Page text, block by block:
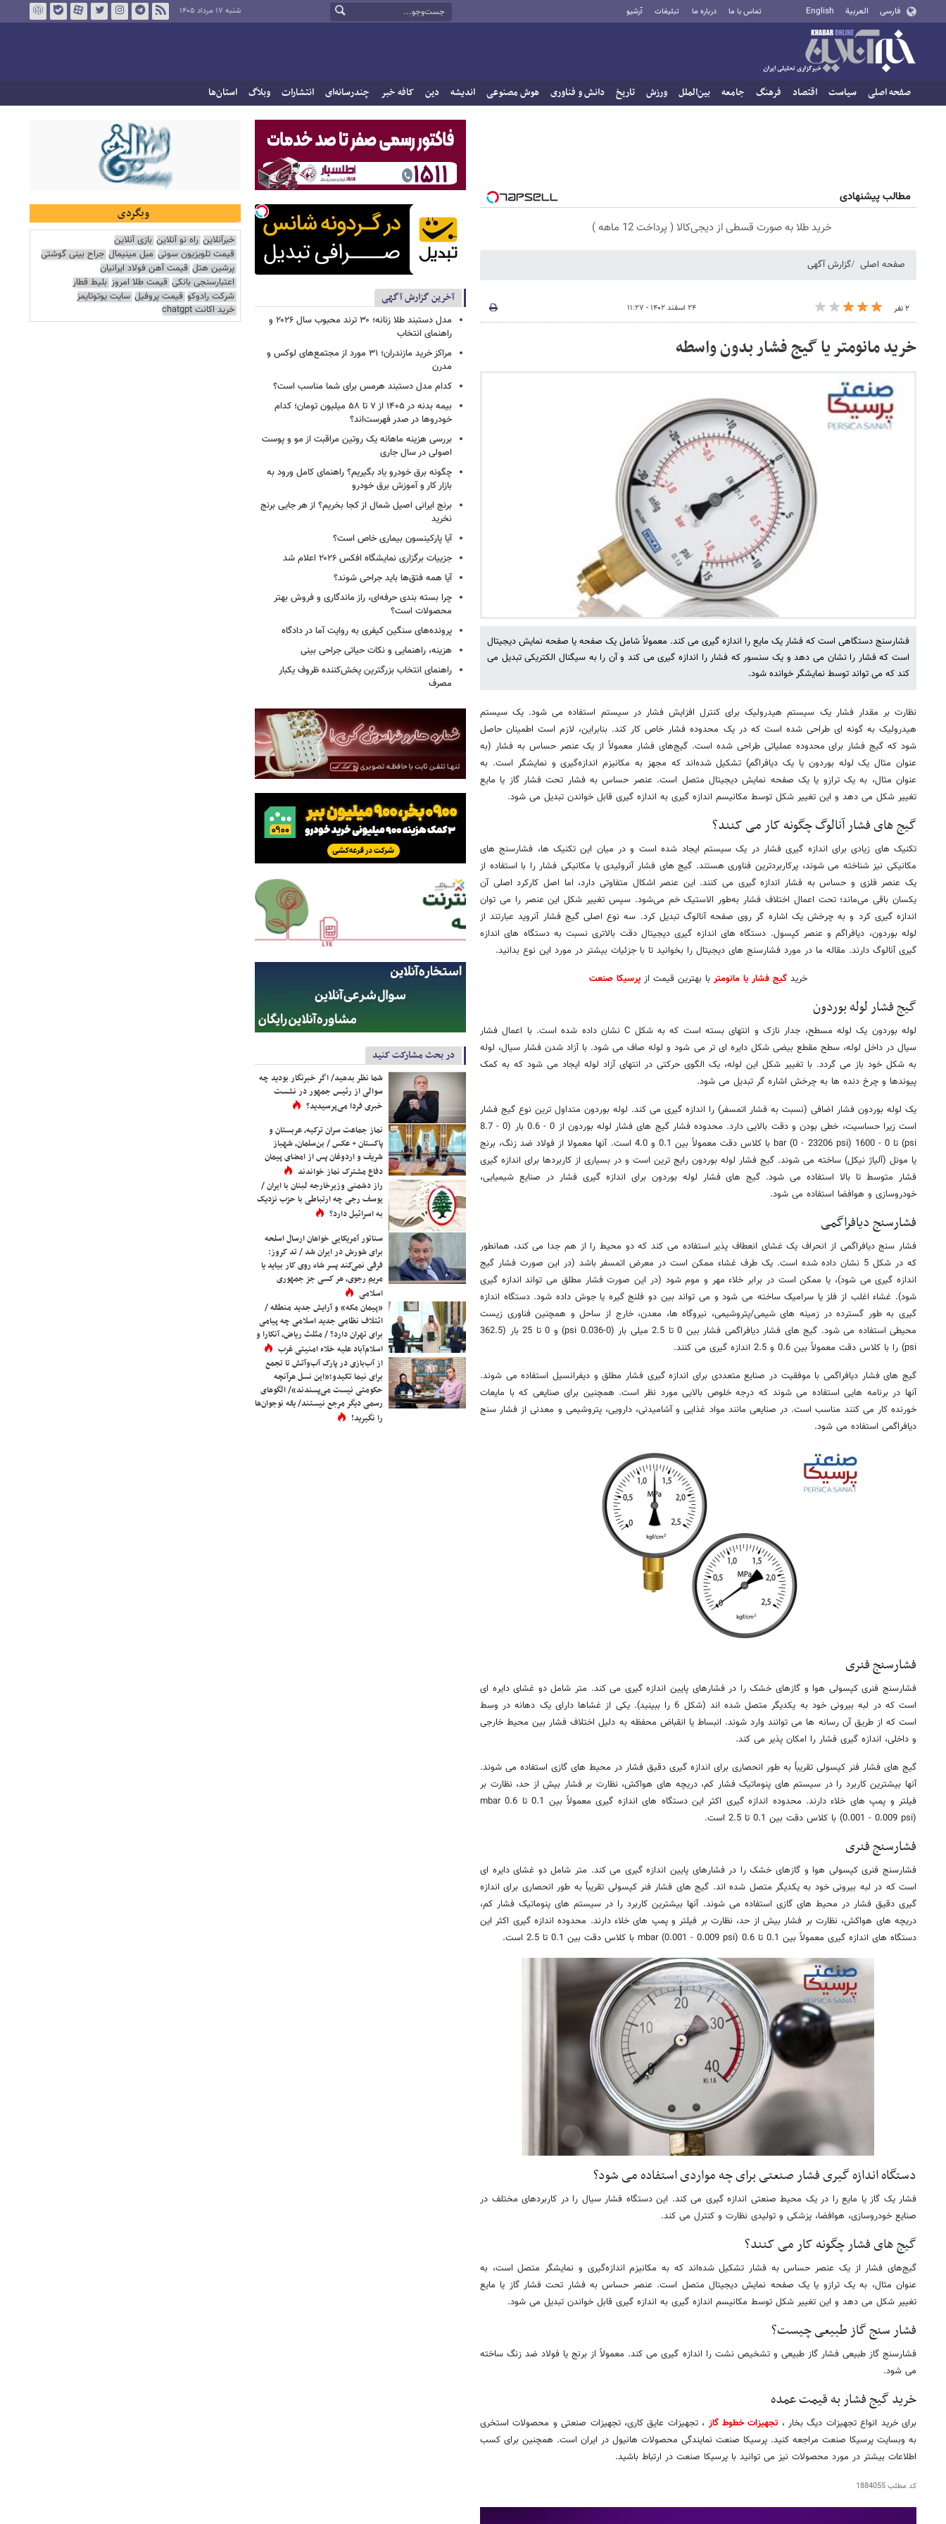
فارسی العربية English تماس با ما درباره ما تبلیغات آرشیو شنبه ۱۷ مرداد ۱۴۰۵
صفحه اصلی سیاست اقتصاد فرهنگ جامعه بین‌الملل ورزش تاریخ دانش و فناوری هوش مصنوعی اندیشه دین کافه خبر چندرسانه‌ای انتشارات وبلاگ استان‌ها
مطالب پیشنهادی
خرید طلا به صورت قسطی از دیجی‌کالا ( پرداخت 12 ماهه )
صفحه اصلی گزارش آگهی
۲ نفر ۲۴ اسفند ۱۴۰۲ - ۱۱:۲۷
خرید مانومتر یا گیج فشار بدون واسطه
فشارسنج دستگاهی است که فشار یک مایع را اندازه گیری می کند. معمولاً شامل یک صفحه یا صفحه نمایش دیجیتال
است که فشار را نشان می دهد و یک سنسور که فشار را اندازه گیری می کند و آن را به سیگنال الکتریکی تبدیل می
کند که می تواند توسط نمایشگر خوانده شود.
نظارت بر مقدار فشار یک سیستم هیدرولیک برای کنترل افزایش فشار در سیستم استفاده می شود. یک سیستم
هیدرولیک به گونه ای طراحی شده است که در یک محدوده فشار خاص کار کند. بنابراین، لازم است اطمینان حاصل
شود که گیج فشار برای محدوده عملیاتی طراحی شده است. گیج‌های فشار معمولاً از یک عنصر حساس به فشار (به
عنوان مثال یک لوله بوردون یا یک دیافراگم) تشکیل شده‌اند که مجهز به مکانیزم اندازه‌گیری و نمایشگر است. به
عنوان مثال، به یک ترازو یا یک صفحه نمایش دیجیتال متصل است. عنصر حساس به فشار تحت فشار گاز یا مایع
تغییر شکل می دهد و این تغییر شکل توسط مکانیسم اندازه گیری به اندازه گیری قابل خواندن تبدیل می شود.
گیج های فشار آنالوگ چگونه کار می کنند؟
تکنیک های زیادی برای اندازه گیری فشار در یک سیستم ایجاد شده است و در میان این تکنیک ها، فشارسنج های
مکانیکی نیز شناخته می شوند، پرکاربردترین فناوری هستند. گیج های فشار آنروئیدی یا مکانیکی فشار را با استفاده از
یک عنصر فلزی و حساس به فشار اندازه گیری می کنند. این عنصر اشکال متفاوتی دارد، اما اصل کارکرد اصلی آن
یکسان باقی می‌ماند؛ تحت اعمال اختلاف فشار به‌طور الاستیک خم می‌شود. سپس تغییر شکل این عنصر را می توان
اندازه گیری کرد و به چرخش یک اشاره گر روی صفحه آنالوگ تبدیل کرد. سه نوع اصلی گیج فشار آنروید عبارتند از
لوله بوردون، دیافراگم و عنصر کپسول. دستگاه های اندازه گیری دیجیتال دقت بالاتری نسبت به دستگاه های اندازه
گیری آنالوگ دارند. مقاله ما در مورد فشارسنج های دیجیتال را بخوانید تا با جزئیات بیشتر در مورد این نوع بدانید.
خرید گیج فشار یا مانومتربا بهترین قیمت از پرسیکا صنعت
گیج فشار لوله بوردون
لوله بوردون یک لوله مسطح، جدار نازک و انتهای بسته است که به شکل C نشان داده شده است. با اعمال فشار
سیال در داخل لوله، سطح مقطع بیضی شکل دایره ای تر می شود و لوله صاف می شود. با آزاد شدن فشار سیال، لوله
به شکل خود باز می گردد. با تغییر شکل این لوله، یک الگوی حرکتی در انتهای آزاد لوله ایجاد می شود که به کمک
پیوندها و چرخ دنده ها به چرخش اشاره گر تبدیل می شود.
یک لوله بوردون فشار اضافی (نسبت به فشار اتمسفر) را اندازه گیری می کند. لوله بوردون متداول ترین نوع گیج فشار
است زیرا حساسیت، خطی بودن و دقت بالایی دارد. محدوده فشار گیج های فشار لوله بوردون از 0 - 0.6 بار (0 - 8.7
psi) تا 0 - 1600 bar (0 - 23206 psi) با کلاس دقت معمولاً بین 0.1 و 4.0 است. آنها معمولا از فولاد ضد زنگ، برنج
یا مونل (آلیاژ نیکل) ساخته می شوند. گیج فشار لوله بوردون رایج ترین است و در بسیاری از کاربردها برای اندازه گیری
فشار متوسط تا بالا استفاده می شود. گیج های فشار لوله بوردون برای اندازه گیری فشار در صنایع شیمیایی،
خودروسازی و هوافضا استفاده می شود.
فشارسنج دیافراگمی
فشار سنج دیافراگمی از انحراف یک غشای انعطاف پذیر استفاده می کند که دو محیط را از هم جدا می کند، همانطور
که در شکل 5 نشان داده شده است. یک طرف غشاء ممکن است در معرض اتمسفر باشد (در این صورت فشار گیج
اندازه گیری می شود)، یا ممکن است در برابر خلاء مهر و موم شود (در این صورت فشار مطلق می تواند اندازه گیری
شود). غشاء اغلب از فلز یا سرامیک ساخته می شود و می تواند بین دو فلنج گیره یا جوش داده شود. دستگاه اندازه
گیری به طور گسترده در زمینه های شیمی/پتروشیمی، نیروگاه ها، معدن، خارج از ساحل و همچنین فناوری زیست
محیطی استفاده می شود. گیج های فشار دیافراگمی فشار بین 0 تا 2.5 میلی بار (0-0.036 psi) و 0 تا 25 بار (362.5
psi) را با کلاس دقت معمولاً بین 0.6 و 2.5 اندازه گیری می کنند.
گیج های فشار دیافراگمی با موفقیت در صنایع متعددی برای اندازه گیری فشار مطلق و دیفرانسیل استفاده می شوند.
آنها در برنامه هایی استفاده می شوند که درجه خلوص بالایی مورد نظر است. همچنین برای صنایعی که با مایعات
خورنده کار می کنند مناسب است. در صنایعی مانند مواد غذایی و آشامیدنی، دارویی، پتروشیمی و معدنی از فشار سنج
دیافراگمی استفاده می شود.
فشارسنج فنری
فشارسنج فنری کپسولی هوا و گازهای خشک را در فشارهای پایین اندازه گیری می کند. متر شامل دو غشای دایره ای
است که در لبه بیرونی خود به یکدیگر متصل شده اند (شکل 6 را ببینید). یکی از غشاها دارای یک دهانه در وسط
است که از طریق آن رسانه ها می توانند وارد شوند. انبساط یا انقباض محفظه به دلیل اختلاف فشار بین محیط خارجی
و داخلی، اندازه گیری فشار را امکان پذیر می کند.
گیج های فشار فنر کپسولی تقریباً به طور انحصاری برای اندازه گیری دقیق فشار در محیط های گازی استفاده می شوند.
آنها بیشترین کاربرد را در سیستم های پنوماتیک فشار کم، دریچه های هواکش، نظارت بر فشار بیش از حد، نظارت بر
فیلتر و پمپ های خلاء دارند. محدوده اندازه گیری اکثر این دستگاه های اندازه گیری معمولاً بین 0.1 تا 0.6 mbar
(0.001 - 0.009 psi) با کلاس دقت بین 0.1 تا 2.5 است.
فشارسنج فنری
فشارسنج فنری کپسولی هوا و گازهای خشک را در فشارهای پایین اندازه گیری می کند. متر شامل دو غشای دایره ای
است که در لبه بیرونی خود به یکدیگر متصل شده اند. گیج های فشار فنر کپسولی تقریباً به طور انحصاری برای اندازه
گیری دقیق فشار در محیط های گازی استفاده می شوند. آنها بیشترین کاربرد را در سیستم های پنوماتیک فشار کم،
دریچه های هواکش، نظارت بر فشار بیش از حد، نظارت بر فیلتر و پمپ های خلاء دارند. محدوده اندازه گیری اکثر این
دستگاه های اندازه گیری معمولاً بین 0.1 تا 0.6 mbar (0.001 - 0.009 psi) با کلاس دقت بین 0.1 تا 2.5 است.
دستگاه اندازه گیری فشار صنعتی برای چه مواردی استفاده می شود؟
فشار یک گاز یا مایع را در یک محیط صنعتی اندازه گیری می کند. این دستگاه فشار سیال را در کاربردهای مختلف در
صنایع خودروسازی، هوافضا، پزشکی و تولیدی نظارت و کنترل می کند.
گیج های فشار چگونه کار می کنند؟
گیج‌های فشار از یک عنصر حساس به فشار تشکیل شده‌اند که به مکانیزم اندازه‌گیری و نمایشگر متصل است، به
عنوان مثال، به یک ترازو یا یک صفحه نمایش دیجیتال متصل است. عنصر حساس به فشار تحت فشار گاز یا مایع
تغییر شکل می دهد و این تغییر شکل توسط مکانیسم اندازه گیری به اندازه گیری قابل خواندن تبدیل می شود.
فشار سنج گاز طبیعی چیست؟
فشارسنج گاز طبیعی فشار گاز طبیعی و تشخیص نشت را اندازه گیری می کند. معمولاً از برنج یا فولاد ضد زنگ ساخته
می شود.
خرید گیج فشار به قیمت عمده
برای خرید انواع تجهیزات دیگ بخار ، تجهیزات خطوط گاز، تجهیزات عایق کاری، تجهیزات صنعتی و محصولات استخری
به وبسایت پرسیکا صنعت مراجعه کنید. پرسیکا صنعت نمایندگی محصولات هانیول در ایران است. همچنین برای کسب
اطلاعات بیشتر در مورد محصولات نیز می توانید با پرسیکا صنعت در ارتباط باشید.
کد مطلب1884055
آخرین گزارش آگهی
مدل دستبند طلا زنانه؛ ۳۰ ترند محبوب سال ۲۰۲۶ و
راهنمای انتخاب
مراکز خرید مازندران؛ ۳۱ مورد از مجتمع‌های لوکس و
مدرن
کدام مدل دستبند هرمس برای شما مناسب است؟
بیمه بدنه در ۱۴۰۵ از ۷ تا ۵۸ میلیون تومان؛ کدام
خودروها در صدر فهرست‌اند؟
بررسی هزینه ماهانه یک روتین مراقبت از مو و پوست
اصولی در سال جاری
چگونه برق خودرو یاد بگیریم؟ راهنمای کامل ورود به
بازار کار و آموزش برق خودرو
برنج ایرانی اصیل شمال از کجا بخریم؟ از هر جایی برنج
نخرید
آیا پارکینسون بیماری خاص است؟
جزییات برگزاری نمایشگاه افکس ۲۰۲۶ اعلام شد
آیا همه فتق‌ها باید جراحی شوند؟
چرا بسته‌ بندی حرفه‌ای، راز ماندگاری و فروش بهتر
محصولات است؟
پرونده‌های سنگین کیفری به روایت آما در دادگاه
هزینه، راهنمایی و نکات حیاتی جراحی بینی
راهنمای انتخاب بزرگترین پخش‌کننده ظروف یکبار
مصرف
در بحث مشارکت کنید
شما نظر بدهید/ اگر خبرنگار بودید چه
سوالی از رئیس جمهور در نشست
خبری فردا می‌پرسیدید؟
نماز جماعت سران ترکیه، عربستان و
پاکستان + عکس / بن‌سلمان، شهباز
شریف و اردوغان پس از امضای پیمان
دفاع مشترک نماز خواندند
راز دشمنی وزیرخارجه لبنان با ایران /
یوسف رجی چه ارتباطی با حزب نزدیک
به اسرائیل دارد؟
سناتور آمریکایی خواهان ارسال اسلحه
برای شورش در ایران شد / تد کروز:
فرقی نمی‌کند پسر شاه روی کار بیاید یا
مریم رجوی، هر کسی جز جمهوری
اسلامی
«پیمان مکه» و آرایش جدید منطقه /
ائتلاف نظامی جدید اسلامی چه پیامی
برای تهران دارد؟ / مثلث ریاض، آنکارا و
اسلام‌آباد علیه خلاء امنیتی غرب
از آب‌بازی در پارک آب‌وآتش تا تجمع
برای نیما تکیدو؛«این نسل هرآنچه
حکومتی نیست می‌پسندند»/ الگوهای
رسمی دیگر مرجع نیستند/ یقه نوجوان‌ها
را نگیرید!
وبگردی
خبرآنلاین راه نو آنلاین بازی آنلاین
قیمت تلویزیون سونی مبل مینیمال جراح بینی گوشتی
پرشین هتل قیمت آهن فولاد ایرانیان
اعتبارسنجی بانکی قیمت طلا امروز بلیط قطار
شرکت رادوکو قیمت پروفیل سایت یوتوتایمز
خرید اکانت chatgpt